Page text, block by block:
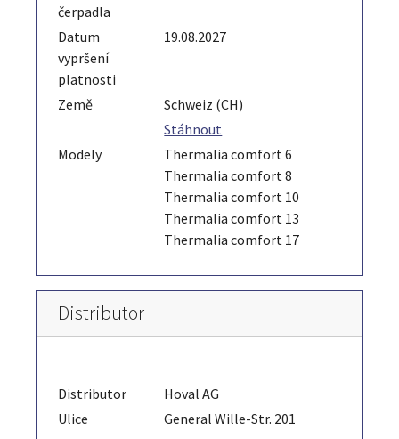
čerpadla
Datum
vypršení
platnosti
19.08.2027
Země
Schweiz (CH)
Stáhnout
Modely
Thermalia comfort 6
Thermalia comfort 8
Thermalia comfort 10
Thermalia comfort 13
Thermalia comfort 17
Distributor
Distributor
Hoval AG
Ulice
General Wille-Str. 201